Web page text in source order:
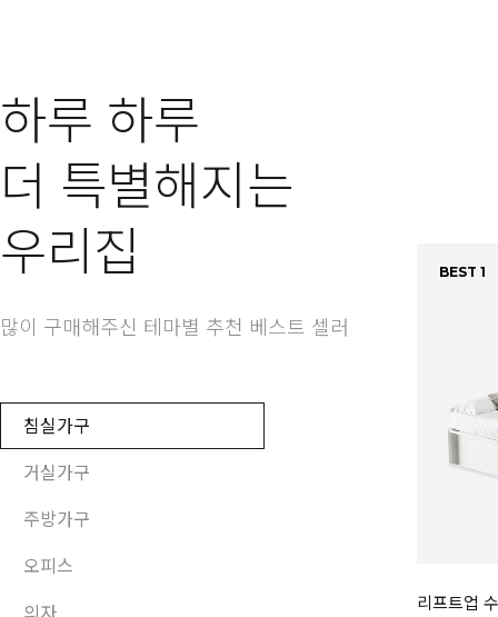
하루 하루
더 특별해지는
우리집
많이 구매해주신 테마별 추천 베스트 셀러
침실가구
거실가구
주방가구
오피스
BEST 1
리프트업